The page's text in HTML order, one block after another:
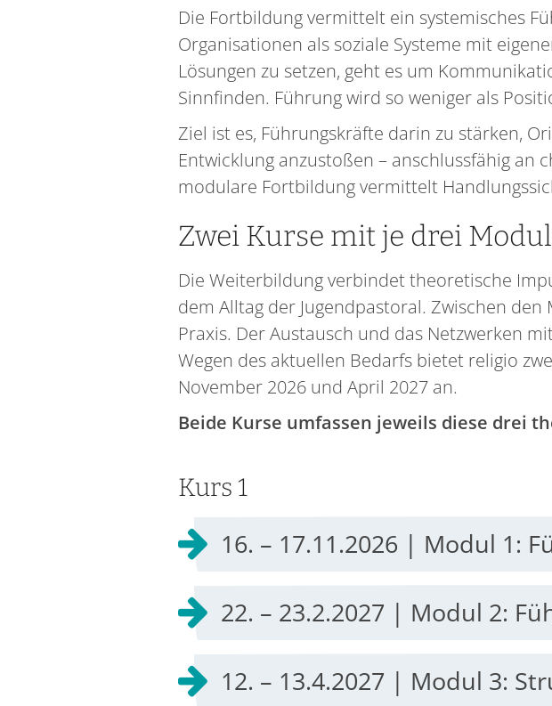
Die Fortbildung vermittelt ein systemisches
Organisationen als soziale Systeme mit
Lösungen zu setzen, geht es um
Sinnfinden. Führung wird so weniger als
Ziel ist es, Führungskräfte darin zu stärken,
Entwicklung anzustoßen – anschlussfähig an
modulare Fortbildung vermittelt
Zwei Kurse mit je drei
Die Weiterbildung verbindet theoretische
dem Alltag der Jugendpastoral. Zwischen
Praxis. Der Austausch und das Netzwerken
Wegen des aktuellen Bedarfs bietet religio
November 2026 und April 2027 an.
Beide Kurse umfassen jeweils diese drei
Kurs 1
16. – 17.11.2026 | Modul 1:
22. – 23.2.2027 | Modul 2:
12.